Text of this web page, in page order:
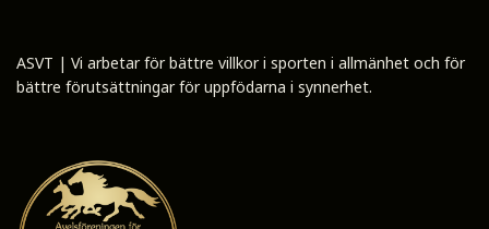
ASVT | Vi arbetar för bättre villkor i sporten i allmänhet och för
bättre förutsättningar för uppfödarna i synnerhet.